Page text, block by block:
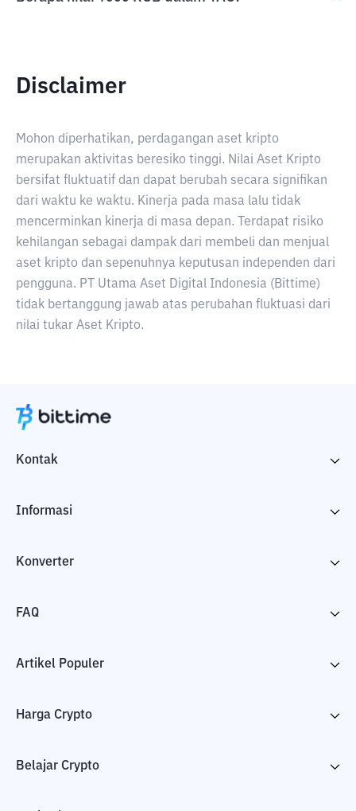
Disclaimer
Mohon diperhatikan, perdagangan aset kripto
merupakan aktivitas beresiko tinggi. Nilai Aset Kripto
bersifat fluktuatif dan dapat berubah secara signifikan
dari waktu ke waktu. Kinerja pada masa lalu tidak
mencerminkan kinerja di masa depan. Terdapat risiko
kehilangan sebagai dampak dari membeli dan menjual
aset kripto dan sepenuhnya keputusan independen dari
pengguna. PT Utama Aset Digital Indonesia (Bittime)
tidak bertanggung jawab atas perubahan fluktuasi dari
nilai tukar Aset Kripto.
Kontak
Informasi
Konverter
FAQ
Artikel Populer
Harga Crypto
Belajar Crypto